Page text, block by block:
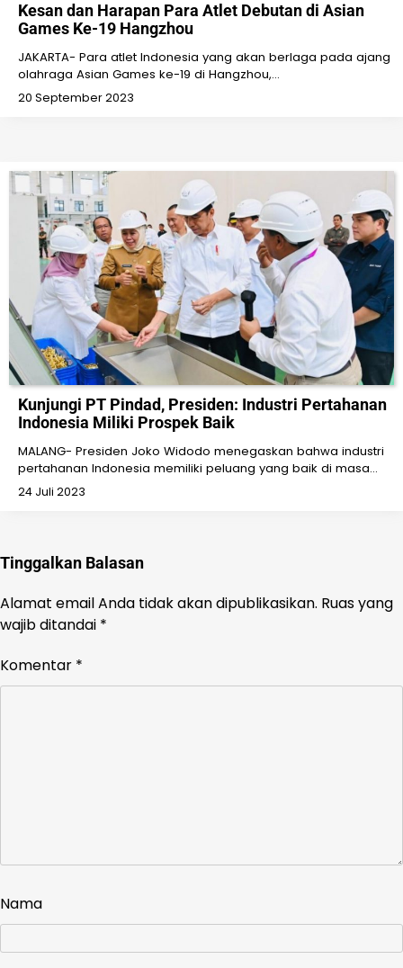
Kesan dan Harapan Para Atlet Debutan di Asian
Games Ke-19 Hangzhou
JAKARTA- Para atlet Indonesia yang akan berlaga pada ajang
olahraga Asian Games ke-19 di Hangzhou,…
20 September 2023
Kunjungi PT Pindad, Presiden: Industri Pertahanan
Indonesia Miliki Prospek Baik
MALANG- Presiden Joko Widodo menegaskan bahwa industri
pertahanan Indonesia memiliki peluang yang baik di masa…
24 Juli 2023
Tinggalkan Balasan
Alamat email Anda tidak akan dipublikasikan. Ruas yang
wajib ditandai *
Komentar *
Nama